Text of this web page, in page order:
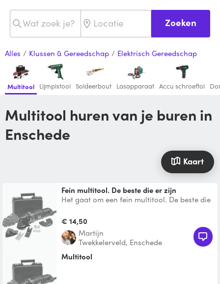
Zoeken
Alles / Klussen & Gereedschap / Elektrisch Gereedschap
Multitool Lijmpistool Soldeerbout Lasapparaat Accu schroeftol
Multitool huren van je buren in
Enschede
Kaart
Fein multitool. De beste die er zijn
Het gaat om een fein multitool. De beste die
€ 14,50
Martijn
Twekkelerveld, Enschede
Multitool